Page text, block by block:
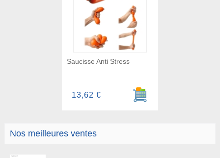
Nos meilleures ventes
Saucisse Anti Stress
Ajouter au panier
13,62 €